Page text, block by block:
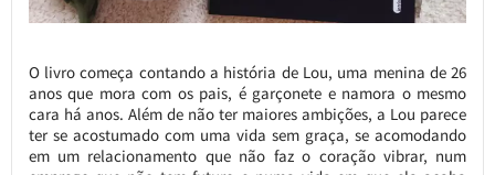
O livro começa contando a história de Lou, uma menina de 26
anos que mora com os pais, é garçonete e namora o mesmo
cara há anos. Além de não ter maiores ambições, a Lou parece
ter se acostumado com uma vida sem graça, se acomodando
em um relacionamento que não faz o coração vibrar, num